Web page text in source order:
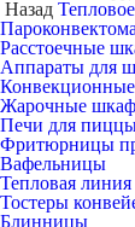
Назад
Расcтоечные
Аппараты для
Жарочные
Печи для
Фритюрницы
Вафельницы
Тепловая линия
Тостеры
Блинницы